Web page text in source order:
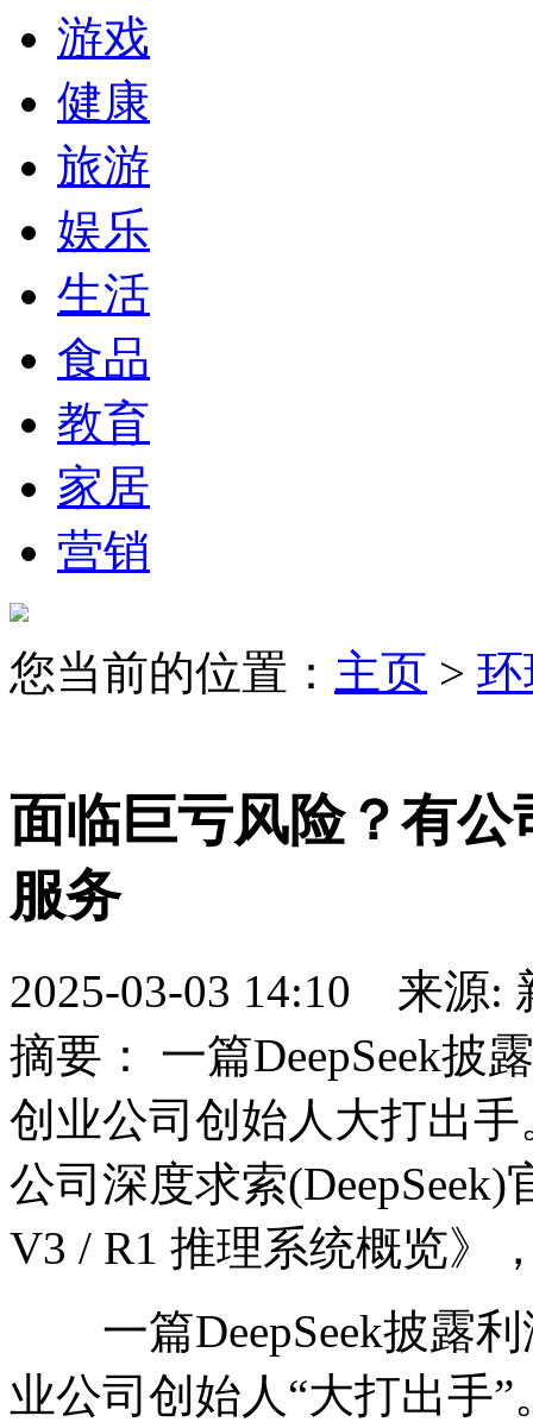
游戏
健康
旅游
娱乐
生活
食品
教育
家居
营销
您当前的位置： 主页 >
面临巨亏风险？有公
服务
2025-03-03 14:10 来
摘要： 一篇DeepSeek披
创业公司创始人大打出
公司深度求索(DeepSeek)
V3 / R1 推理系统概览》
一篇DeepSeek披露利
业公司创始人“大打出手”